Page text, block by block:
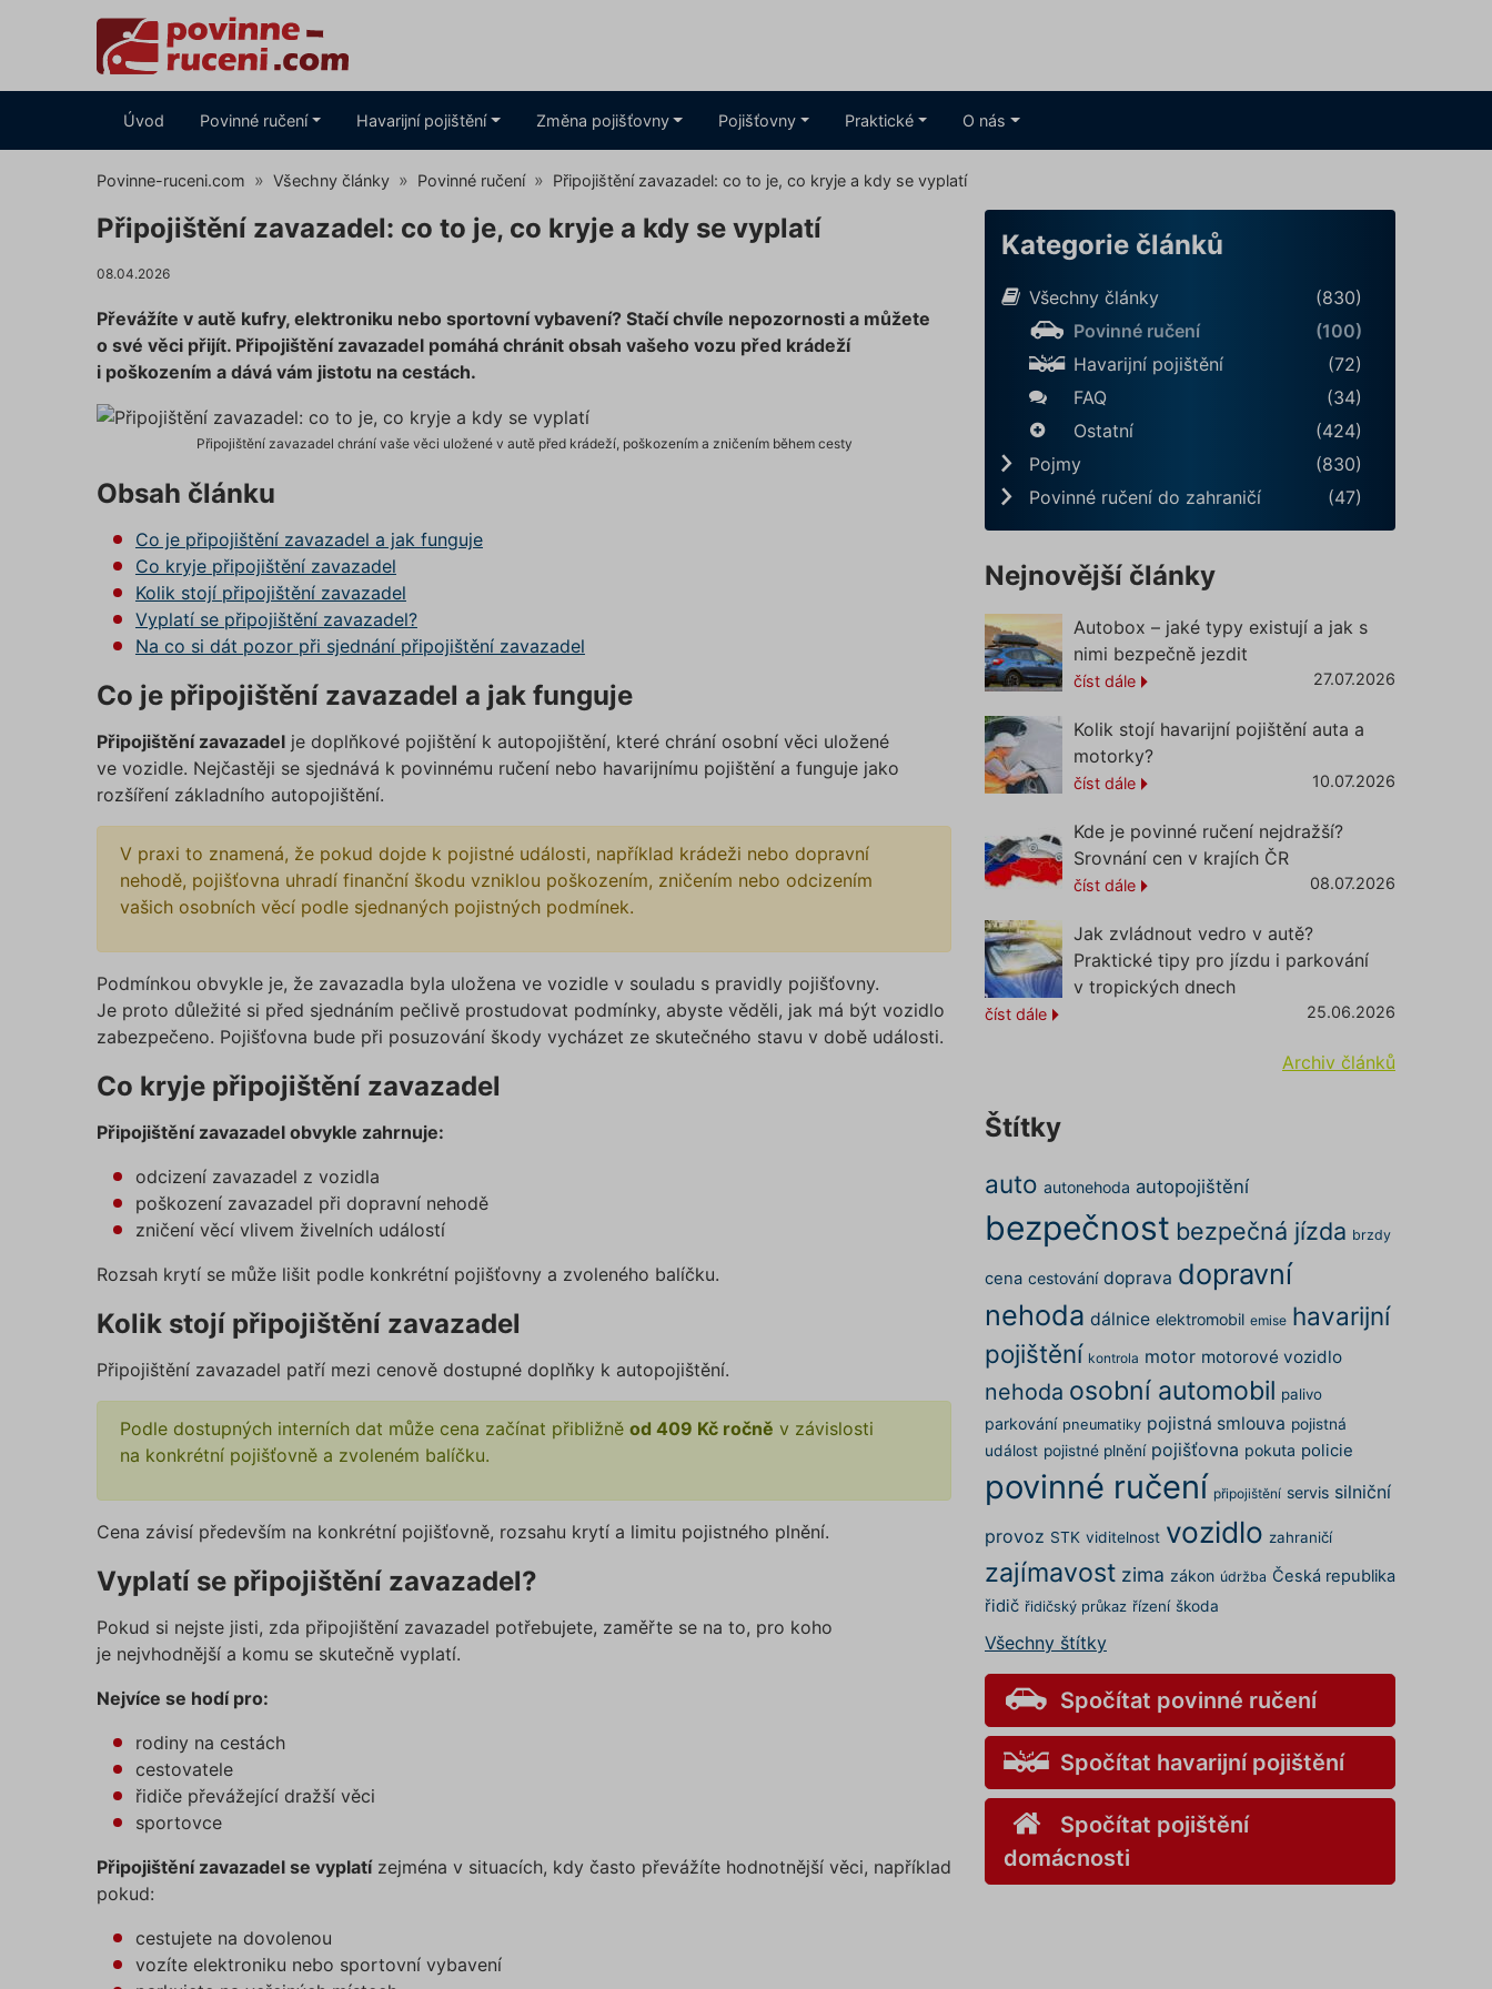
Úvod Povinné ručení Havarijní pojištění Změna pojišťovny Pojišťovny Praktické O nás
Povinne-ruceni.com Všechny články Povinné ručení Připojištění zavazadel: co to je, co kryje a kdy se vyplatí
Připojištění zavazadel: co to je, co kryje a kdy se vyplatí
08.04.2026
Převážíte v autě kufry, elektroniku nebo sportovní vybavení? Stačí chvíle nepozornosti a můžete
o své věci přijít. Připojištění zavazadel pomáhá chránit obsah vašeho vozu před krádeží
i poškozením a dává vám jistotu na cestách.
Připojištění zavazadel chrání vaše věci uložené v autě před krádeží, poškozením a zničením během cesty
Obsah článku
Co je připojištění zavazadel a jak funguje
Co kryje připojištění zavazadel
Kolik stojí připojištění zavazadel
Vyplatí se připojištění zavazadel?
Na co si dát pozor při sjednání připojištění zavazadel
Co je připojištění zavazadel a jak funguje
Připojištění zavazadel je doplňkové pojištění k autopojištění, které chrání osobní věci uložené
ve vozidle. Nejčastěji se sjednává k povinnému ručení nebo havarijnímu pojištění a funguje jako
rozšíření základního autopojištění.
V praxi to znamená, že pokud dojde k pojistné události, například krádeži nebo dopravní
nehodě, pojišťovna uhradí finanční škodu vzniklou poškozením, zničením nebo odcizením
vašich osobních věcí podle sjednaných pojistných podmínek.
Podmínkou obvykle je, že zavazadla byla uložena ve vozidle v souladu s pravidly pojišťovny.
Je proto důležité si před sjednáním pečlivě prostudovat podmínky, abyste věděli, jak má být vozidlo
zabezpečeno. Pojišťovna bude při posuzování škody vycházet ze skutečného stavu v době události.
Co kryje připojištění zavazadel
Připojištění zavazadel obvykle zahrnuje:
odcizení zavazadel z vozidla
poškození zavazadel při dopravní nehodě
zničení věcí vlivem živelních událostí
Rozsah krytí se může lišit podle konkrétní pojišťovny a zvoleného balíčku.
Kolik stojí připojištění zavazadel
Připojištění zavazadel patří mezi cenově dostupné doplňky k autopojištění.
Podle dostupných interních dat může cena začínat přibližně od 409 Kč ročně v závislosti
na konkrétní pojišťovně a zvoleném balíčku.
Cena závisí především na konkrétní pojišťovně, rozsahu krytí a limitu pojistného plnění.
Vyplatí se připojištění zavazadel?
Pokud si nejste jisti, zda připojištění zavazadel potřebujete, zaměřte se na to, pro koho
je nejvhodnější a komu se skutečně vyplatí.
Nejvíce se hodí pro:
rodiny na cestách
cestovatele
řidiče převážející dražší věci
sportovce
Připojištění zavazadel se vyplatízejména v situacích, kdy často převážíte hodnotnější věci, například
pokud:
cestujete na dovolenou
vozíte elektroniku nebo sportovní vybavení
Kategorie článků
Všechny články
(830)
Povinné ručení
(100)
Havarijní pojištění
(72)
FAQ
(34)
Ostatní
(424)
Pojmy
(830)
Povinné ručení do zahraničí
(47)
Nejnovější články
Autobox – jaké typy existují a jak s
nimi bezpečně jezdit
číst dále 27.07.2026
Kolik stojí havarijní pojištění auta a
motorky?
číst dále 10.07.2026
Kde je povinné ručení nejdražší?
Srovnání cen v krajích ČR
číst dále 08.07.2026
Jak zvládnout vedro v autě?
Praktické tipy pro jízdu i parkování
v tropických dnech
číst dále 25.06.2026
Archiv článků
Štítky
auto autonehoda autopojištění
bezpečnost bezpečná jízda brzdy
cena cestování doprava dopravní
nehoda dálnice elektromobil emise havarijní
pojištění kontrola motor motorové vozidlo
nehoda osobní automobil palivo
parkování pneumatiky pojistná smlouva pojistná
událost pojistné plnění pojišťovna pokuta policie
povinné ručení připojištění servis silniční
provoz STK viditelnost vozidlo zahraničí
zajímavost zima zákon údržba Česká republika
řidič řidičský průkaz řízení škoda
Všechny štítky
Spočítat povinné ručení
Spočítat havarijní pojištění
Spočítat pojištění
domácnosti